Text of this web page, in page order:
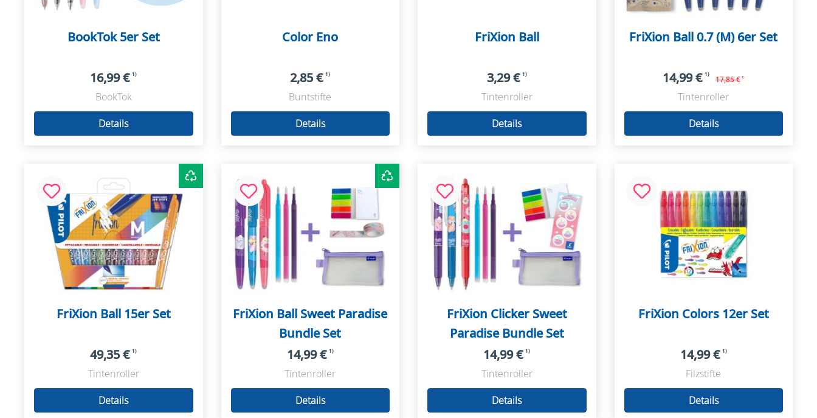
BookTok 5er Set
16,99 € 1)
BookTok
Details
Color Eno
2,85 € 1)
Buntstifte
Details
FriXion Ball
3,29 € 1)
Tintenroller
Details
FriXion Ball 0.7 (M) 6er Set
14,99 € 1)
17,85 € 1)
Tintenroller
Details
FriXion Ball 15er Set
49,35 € 1)
Tintenroller
Details
FriXion Ball Sweet Paradise
Bundle Set
14,99 € 1)
Tintenroller
Details
FriXion Clicker Sweet
Paradise Bundle Set
14,99 € 1)
Tintenroller
Details
FriXion Colors 12er Set
14,99 € 1)
Filzstifte
Details